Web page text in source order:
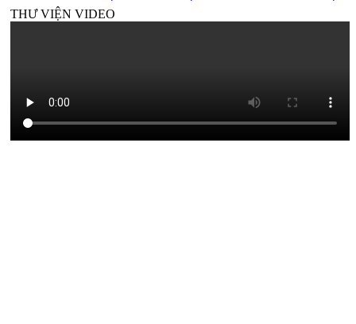
XIN Ý KIẾN GÓP Ý ĐỐI VỚI DỰ THẢO QUYẾT
ĐỊNH BAN HÀNH QUY CHẾ TỔ CHỨC VÀ HOẠT
THƯ VIỆN VIDEO